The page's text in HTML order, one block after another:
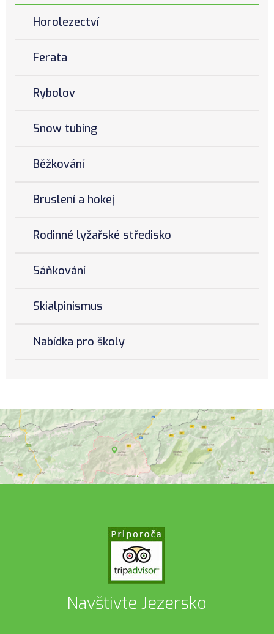
Horolezectví
Ferata
Rybolov
Snow tubing
Běžkování
Bruslení a hokej
Rodinné lyžařské středisko
Sáňkování
Skialpinismus
Nabídka pro školy
Navštivte Jezersko